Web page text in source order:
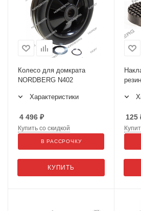
Колесо для домкрата
NORDBERG N402
Характеристики
4 496 ₽
КУПИТЬ
Купить со скидкой
В РАССРОЧКУ
125